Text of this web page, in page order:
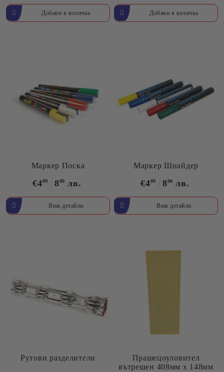
Маркер Поска
€409 800 лв.
Виж детайли
Маркер Шнайдер
€409 800 лв.
Виж детайли
Рутови разделители
Прашецоуловител
вътрешен 408мм х 148мм